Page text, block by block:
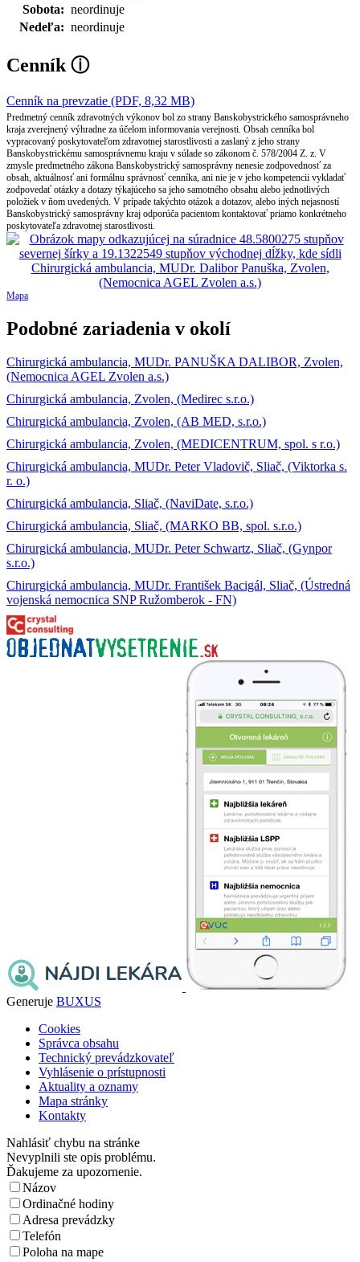
Sobota: neordinuje
Nedeľa: neordinuje
Cenník ⓘ
Cenník na prevzatie (PDF, 8,32 MB)
Predmetný cenník zdravotných výkonov bol zo strany Banskobystrického samosprávneho
kraja zverejnený výhradne za účelom informovania verejnosti. Obsah cenníka bol
vypracovaný poskytovateľom zdravotnej starostlivosti a zaslaný z jeho strany
Banskobystrickému samosprávnemu kraju v súlade so zákonom č. 578/2004 Z. z. V
zmysle predmetného zákona Banskobystrický samosprávny nenesie zodpovednosť za
obsah, aktuálnosť ani formálnu správnosť cenníka, ani nie je v jeho kompetencii vykladať
zodpovedať otázky a dotazy týkajúceho sa jeho samotného obsahu alebo jednotlivých
položiek v ňom uvedených. V prípade takýchto otázok a dotazov, alebo iných nejasností
Banskobystrický samosprávny kraj odporúča pacientom kontaktovať priamo konkrétneho
poskytovateľa zdravotnej starostlivosti.
Mapa
Podobné zariadenia v okolí
Chirurgická ambulancia, MUDr. PANUŠKA DALIBOR, Zvolen,
(Nemocnica AGEL Zvolen a.s.)
Chirurgická ambulancia, Zvolen, (Medirec s.r.o.)
Chirurgická ambulancia, Zvolen, (AB MED, s.r.o.)
Chirurgická ambulancia, Zvolen, (MEDICENTRUM, spol. s r.o.)
Chirurgická ambulancia, MUDr. Peter Vladovič, Sliač, (Viktorka s.
r. o.)
Chirurgická ambulancia, Sliač, (NaviDate, s.r.o.)
Chirurgická ambulancia, Sliač, (MARKO BB, spol. s.r.o.)
Chirurgická ambulancia, MUDr. Peter Schwartz, Sliač, (Gynpor
s.r.o.)
Chirurgická ambulancia, MUDr. František Bacigál, Sliač, (Ústredná
vojenská nemocnica SNP Ružomberok - FN)
Generuje BUXUS
Cookies
Správca obsahu
Technický prevádzkovateľ
Vyhlásenie o prístupnosti
Aktuality a oznamy
Mapa stránky
Kontakty
Nahlásiť chybu na stránke
Nevyplnili ste opis problému.
Ďakujeme za upozornenie.
Názov
Ordinačné hodiny
Adresa prevádzky
Telefón
Poloha na mape